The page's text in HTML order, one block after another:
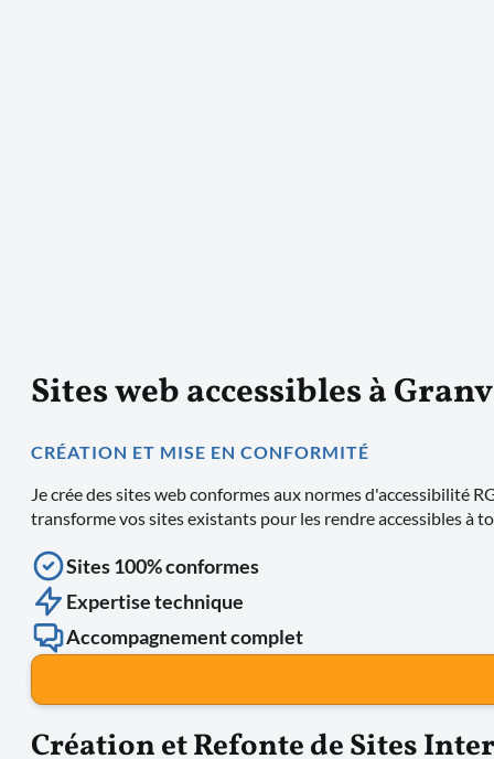
Sites web accessibles à
CRÉATION ET MISE EN CONFORMITÉ
Je crée des sites web conformes aux normes d'accessibilité
transforme vos sites existants pour les rendre accessibles à
Sites 100% conformes
Expertise technique
Accompagnement complet
Création et Refonte de Sites